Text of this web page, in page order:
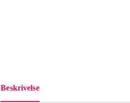
Beskrivelse